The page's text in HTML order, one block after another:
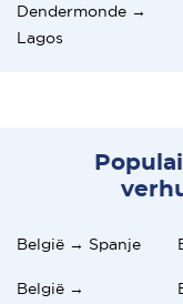
Dendermonde →
Lagos
België → Spanje
België →